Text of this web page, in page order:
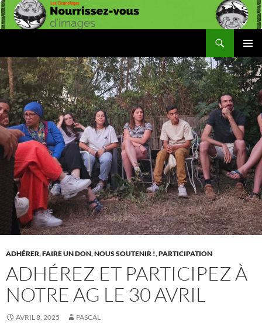
Aller
au
MENU
ADHÉRER,FAIRE UN DON,NOUS SOUTENIR !,PARTICIPATION
ADHÉREZ ET PARTICIPEZ À
NOTRE AG LE 30 AVRIL
AVRIL 8, 2025 PASCAL